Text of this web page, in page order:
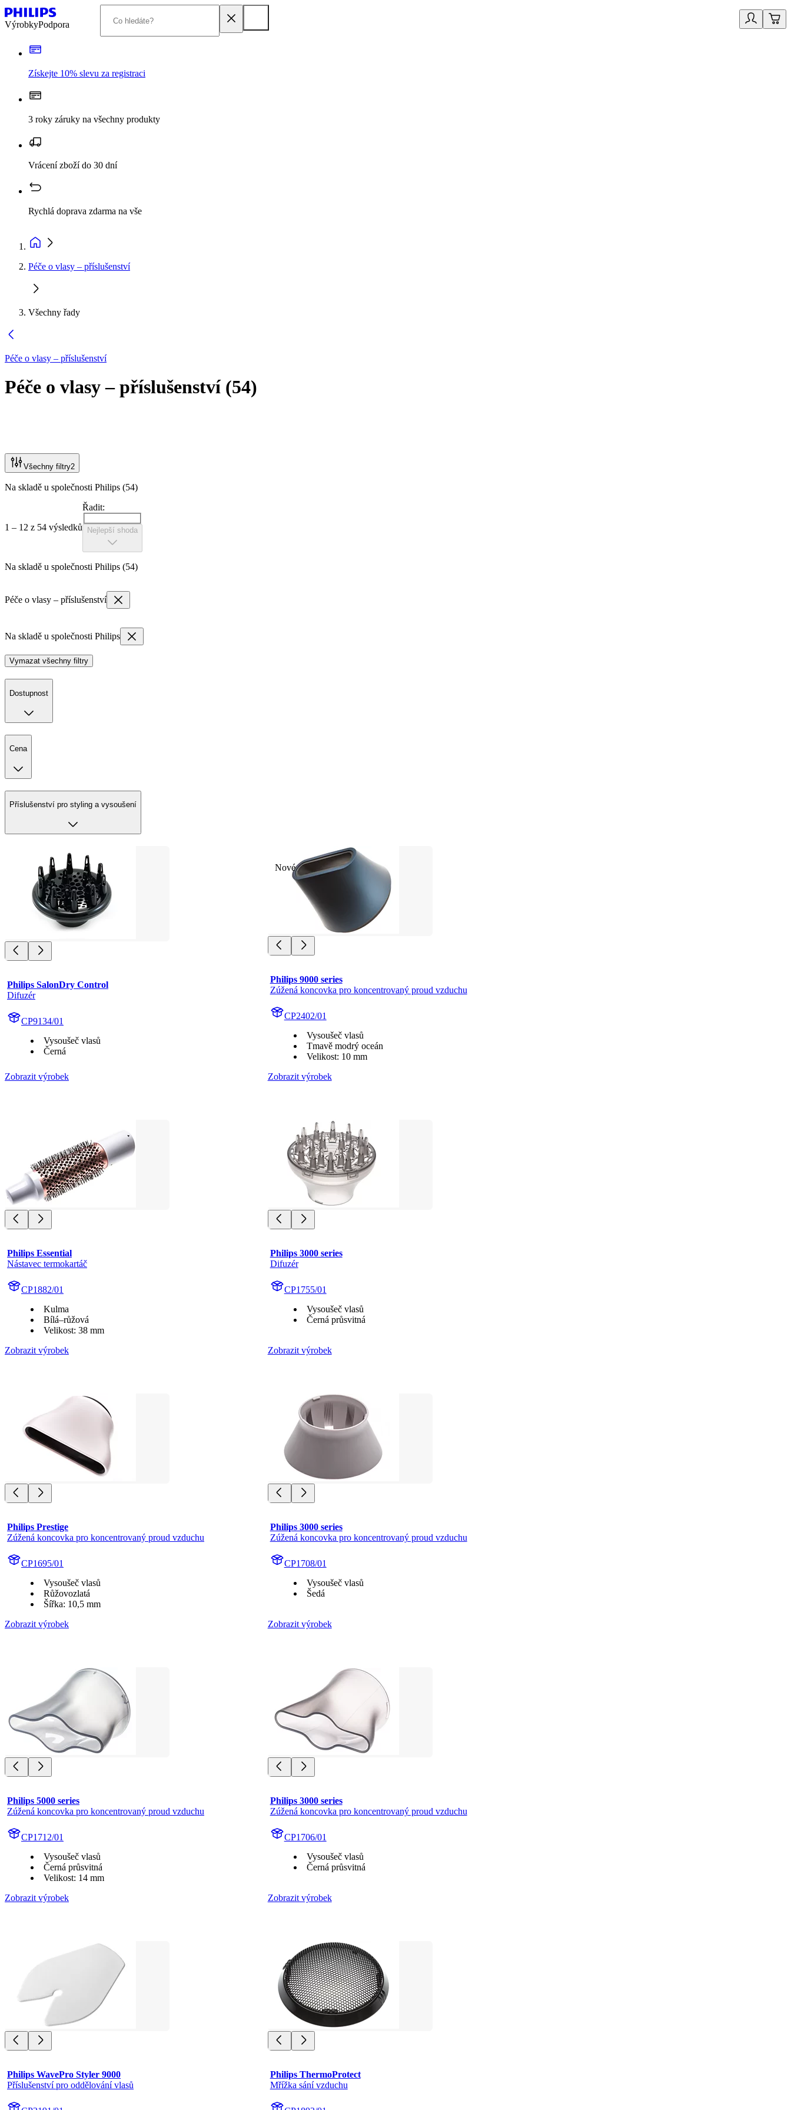
VýrobkyPodpora
Získejte 10% slevu za registraci
3 roky záruky na všechny produkty
Vrácení zboží do 30 dní
Rychlá doprava zdarma na vše
Péče o vlasy – příslušenství
Všechny řady
Péče o vlasy – příslušenství
Péče o vlasy – příslušenství(54)
Všechny filtry2
Na skladě u společnosti Philips (54)
1 – 12 z 54 výsledků
Řadit:
Nejlepší shoda
Na skladě u společnosti Philips (54)
Péče o vlasy – příslušenství
Na skladě u společnosti Philips
Vymazat všechny filtry
Dostupnost
Cena
Příslušenství pro styling a vysoušení
Philips SalonDry Control
Difuzér
CP9134/01
Vysoušeč vlasů
Černá
Zobrazit výrobek
Nové
Philips 9000 series
Zúžená koncovka pro koncentrovaný proud vzduchu
CP2402/01
Vysoušeč vlasů
Tmavě modrý oceán
Velikost: 10 mm
Zobrazit výrobek
Philips Essential
Nástavec termokartáč
CP1882/01
Kulma
Bílá–růžová
Velikost: 38 mm
Zobrazit výrobek
Philips 3000 series
Difuzér
CP1755/01
Vysoušeč vlasů
Černá průsvitná
Zobrazit výrobek
Philips Prestige
Zúžená koncovka pro koncentrovaný proud vzduchu
CP1695/01
Vysoušeč vlasů
Růžovozlatá
Šířka: 10,5 mm
Zobrazit výrobek
Philips 3000 series
Zúžená koncovka pro koncentrovaný proud vzduchu
CP1708/01
Vysoušeč vlasů
Šedá
Zobrazit výrobek
Philips 5000 series
Zúžená koncovka pro koncentrovaný proud vzduchu
CP1712/01
Vysoušeč vlasů
Černá průsvitná
Velikost: 14 mm
Zobrazit výrobek
Philips 3000 series
Zúžená koncovka pro koncentrovaný proud vzduchu
CP1706/01
Vysoušeč vlasů
Černá průsvitná
Zobrazit výrobek
Philips WavePro Styler 9000
Příslušenství pro oddělování vlasů
Philips ThermoProtect
Mřížka sání vzduchu